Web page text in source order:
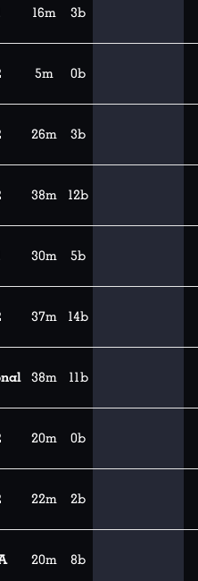
16m 3b
5m 0b
26m 3b
38m 12b
30m 5b
37m 14b
38m 11b
20m 0b
22m 2b
20m 8b